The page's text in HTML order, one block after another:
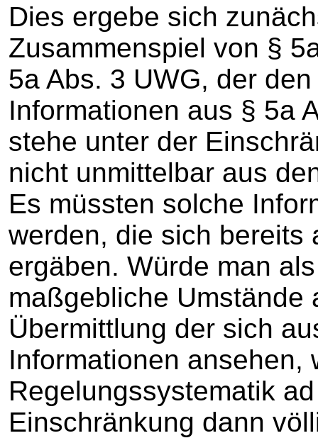
Dies ergebe sich
Zusammenspiel von §
5a Abs. 3 UWG, der
Informationen aus § 5a
stehe unter der
nicht unmittelbar aus
Es müssten solche
werden, die sich bereits
ergäben. Würde man
maßgebliche
Übermittlung der sich
Informationen ansehen,
Regelungssystematik
Einschränkung dann